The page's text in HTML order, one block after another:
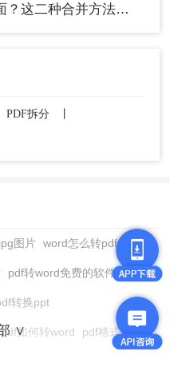
种合并方法了解下！
PDF拆分
图片 word怎么转pdf
pdf转word免费的软件
转换ppt
pdf如何转word pdf格式转换
∨